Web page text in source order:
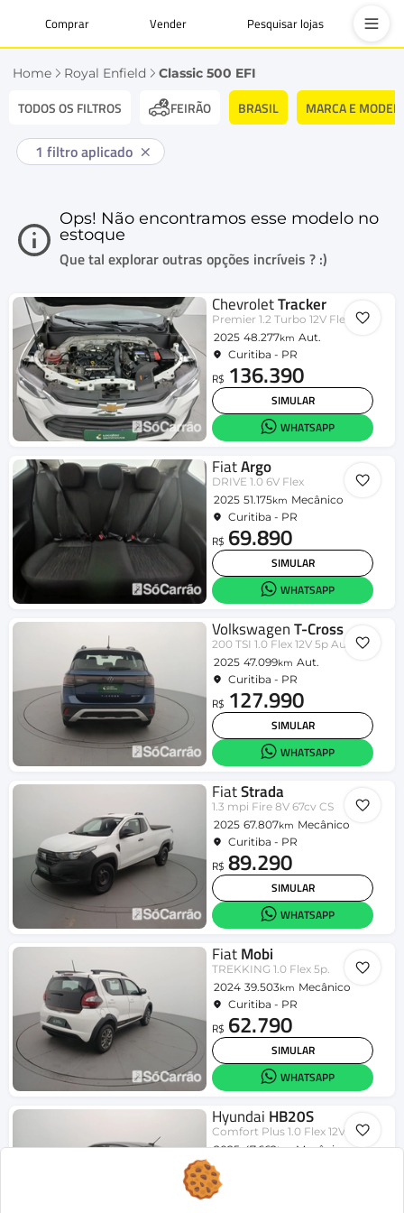
Comprar Vender Pesquisar lojas
Home Royal Enfield Classic 500 EFI
TODOS OS FILTROS FEIRÃO BRASIL MARCA E
1 filtro aplicado
Ops! Não encontramos esse modelo no
estoque
Que tal explorar outras opções incríveis ? :)
ChevroletTracker
Premier 1.2 Turbo 12V Flex Aut.
2025 48.277km Aut.
Curitiba - PR
R$ 136.390
SIMULAR
WHATSAPP
FiatArgo
DRIVE 1.0 6V Flex
2025 51.175km Mecânico
Curitiba - PR
R$ 69.890
SIMULAR
WHATSAPP
VolkswagenT-Cross
200 TSI 1.0 Flex 12V 5p Aut.
2025 47.099km Aut.
Curitiba - PR
R$ 127.990
SIMULAR
WHATSAPP
FiatStrada
1.3 mpi Fire 8V 67cv CS
2025 67.807km Mecânico
Curitiba - PR
R$ 89.290
SIMULAR
WHATSAPP
FiatMobi
TREKKING 1.0 Flex 5p.
2024 39.503km Mecânico
Curitiba - PR
R$ 62.790
SIMULAR
WHATSAPP
Hyundai HB20S
Comfort Plus 1.0 Flex 12V Mec.
2025 47.662km Mecânico
R$